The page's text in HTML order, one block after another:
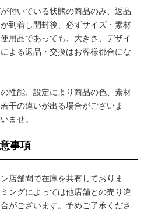
付いている状態の商品のみ、返品
到着し開封後、必ずサイズ・素材
用品であっても、大きさ、デザイ
よる返品・交換はお客様都合にな
性能、設定により商品の色、素材
干の違いが出る場合がございま
ませ。
事項
店舗間で在庫を共有しておりま
ングによっては他店舗との売り違
がございます。予めご了承くださ